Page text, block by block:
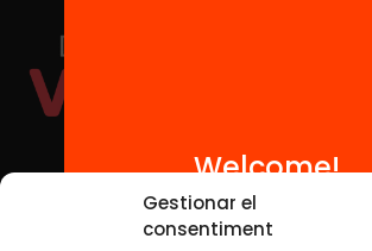
Gestionar el
consentiment
Social Media
Welcome!